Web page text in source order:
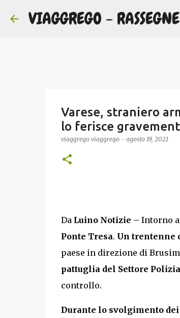
VIAGGREGO -
Varese, straniero
lo ferisce
viaggrego viaggrego - agosto 19, 2021
Da Luino Notizie – Intorno
Ponte Tresa. Un trentenne
paese in direzione di
pattuglia del Settore
controllo.
Durante lo svolgimento